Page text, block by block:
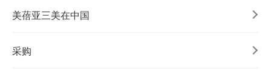
美蓓亚三美在中国
采购